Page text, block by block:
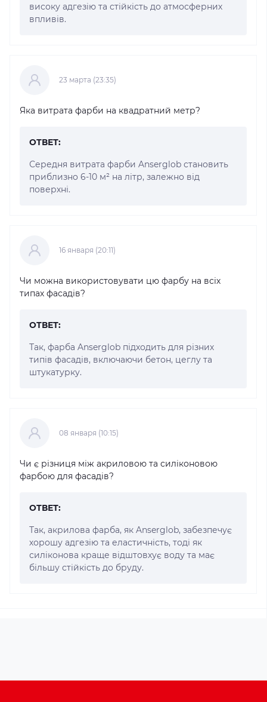
високу адгезію та стійкість до атмосферних
впливів.
23 марта (23:35)
Яка витрата фарби на квадратний метр?
ОТВЕТ:
Середня витрата фарби Anserglob становить
приблизно 6-10 м² на літр, залежно від
поверхні.
16 января (20:11)
Чи можна використовувати цю фарбу на всіх
типах фасадів?
ОТВЕТ:
Так, фарба Anserglob підходить для різних
типів фасадів, включаючи бетон, цеглу та
штукатурку.
08 января (10:15)
Чи є різниця між акриловою та силіконовою
фарбою для фасадів?
ОТВЕТ:
Так, акрилова фарба, як Anserglob, забезпечує
хорошу адгезію та еластичність, тоді як
силіконова краще відштовхує воду та має
більшу стійкість до бруду.